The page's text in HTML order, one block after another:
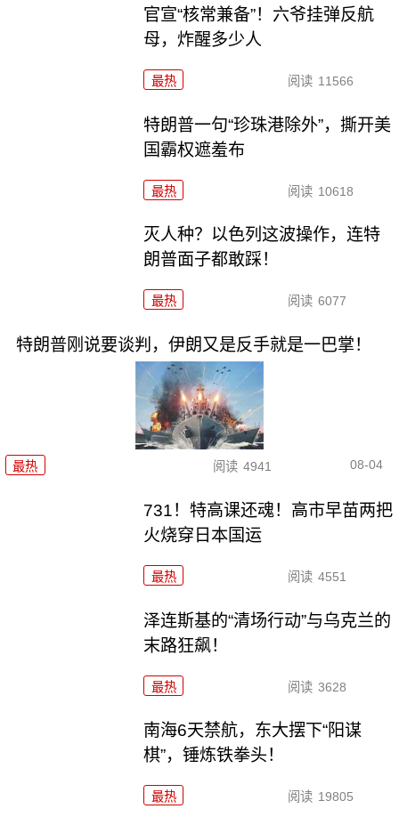
官宣“核常兼备”！六爷挂弹反航
母，炸醒多少人
最热 阅读 11566
特朗普一句“珍珠港除外”，撕开美
国霸权遮羞布
最热 阅读 10618
灭人种？以色列这波操作，连特
朗普面子都敢踩！
最热 阅读 6077
特朗普刚说要谈判，伊朗又是反手就是一巴掌！
最热 阅读 4941 08-04
731！特高课还魂！高市早苗两把
火烧穿日本国运
最热 阅读 4551
泽连斯基的“清场行动”与乌克兰的
末路狂飙！
最热 阅读 3628
南海6天禁航，东大摆下“阳谋
棋”，锤炼铁拳头！
最热 阅读 19805